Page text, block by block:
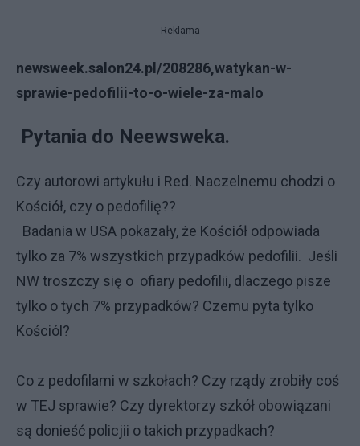
Reklama
newsweek.salon24.pl/208286,watykan-w-
sprawie-pedofilii-to-o-wiele-za-malo
Pytania do Neewsweka.
Czy autorowi artykułu i Red. Naczelnemu chodzi o
Kościół, czy o pedofilię??
Badania w USA pokazały, że Kościół odpowiada
tylko za 7% wszystkich przypadków pedofilii. Jeśli
NW troszczy się o ofiary pedofilii, dlaczego pisze
tylko o tych 7% przypadków? Czemu pyta tylko
Kościól?
Co z pedofilami w szkołach? Czy rządy zrobiły coś
w TEJ sprawie? Czy dyrektorzy szkół obowiązani
są donieść policjii o takich przypadkach?